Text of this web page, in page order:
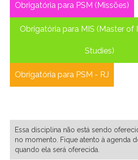
Obrigatória para PSM (Missões)
Obrigatória para MIS (Master of
Studies)
Obrigatória para PSM - RJ
Essa disciplina não está sendo
no momento. Fique atento à agenda
quando ela será oferecida.